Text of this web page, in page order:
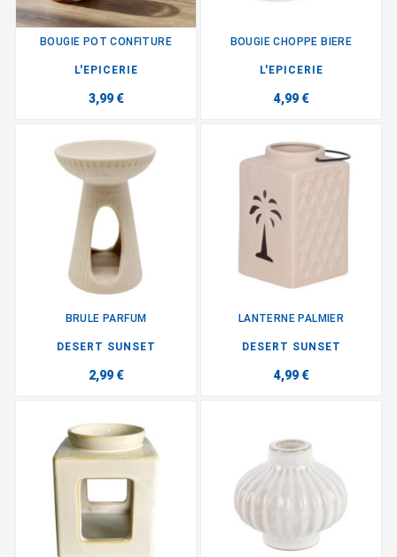
BOUGIE POT CONFITURE
L'EPICERIE
3,99 €
BOUGIE CHOPPE BIERE
L'EPICERIE
4,99 €
BRULE PARFUM
DESERT SUNSET
2,99 €
LANTERNE PALMIER
DESERT SUNSET
4,99 €